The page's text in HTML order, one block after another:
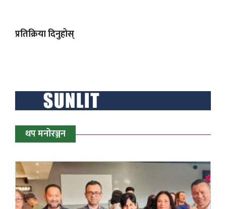
प्रतिक्रिया दिनुहोस्
थप मनोरञ्जन